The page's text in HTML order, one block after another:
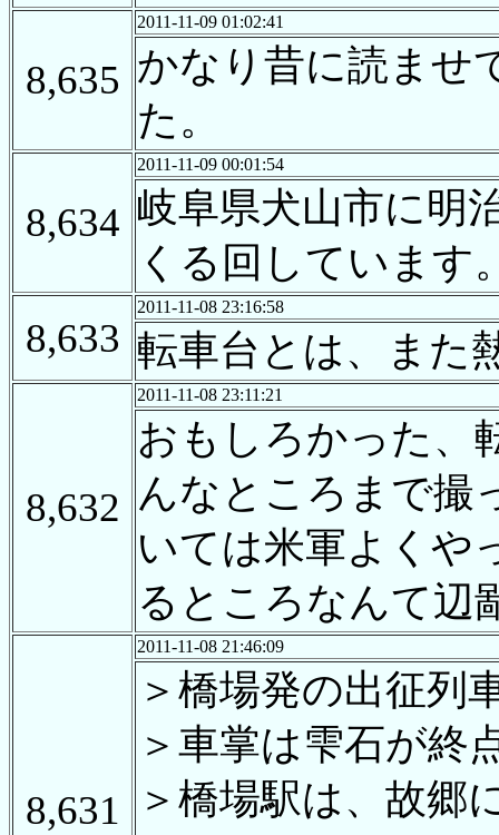
8,635
2011-11-09 01:02:41
かなり昔に読ませ
た。
8,634
2011-11-09 00:01:54
岐阜県犬山市に明
くる回しています
8,633
2011-11-08 23:16:58
転車台とは、また
8,632
2011-11-08 23:11:21
おもしろかった、
んなところまで撮
いては米軍よくや
るところなんて辺
8,631
2011-11-08 21:46:09
＞橋場発の出征列
＞車掌は雫石が終
＞橋場駅は、故郷